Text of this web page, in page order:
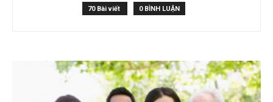
70 Bài viết 0 BÌNH LUẬN